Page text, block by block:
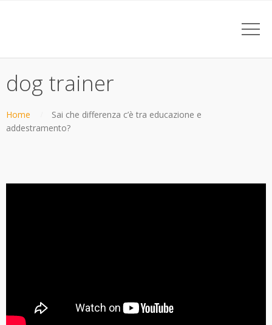
dog trainer
Home
Sai che differenza c’è tra educazione e
addestramento?